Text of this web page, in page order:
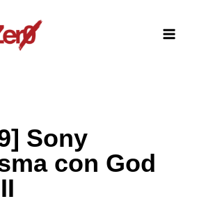
Sony
con God